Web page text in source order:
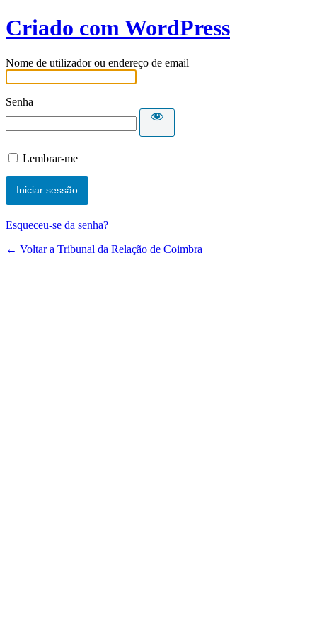
Criado com WordPress
Nome de utilizador ou endereço de email
Senha
Lembrar-me
Esqueceu-se da senha?
← Voltar a Tribunal da Relação de Coimbra